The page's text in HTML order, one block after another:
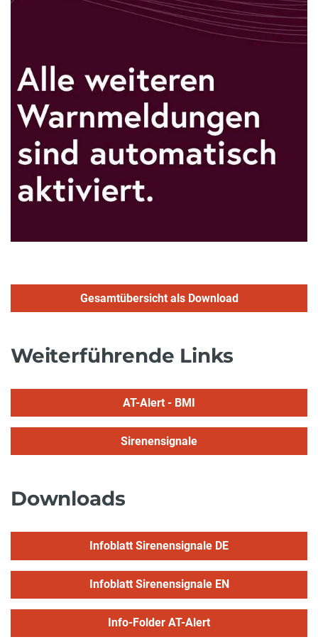
Gesamtübersicht als Download
Weiterführende Links
AT-Alert - BMI
Sirenensignale
Downloads
Infoblatt Sirenensignale DE
Infoblatt Sirenensignale EN
Info-Folder AT-Alert